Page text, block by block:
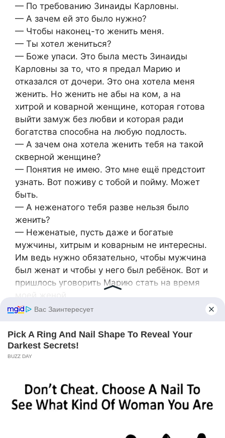
— По требованию Зинаиды Карловны.
— А зачем ей это было нужно?
— Чтобы наконец-то женить меня.
— Ты хотел жениться?
— Боже упаси. Это была месть Зинаиды
Карловны за то, что я предал Марию и
отказался от дочери. Это она хотела меня
женить. Но женить не абы на ком, а на
хитрой и коварной женщине, которая готова
выйти замуж без любви и которая ради
богатства способна на любую подлость.
— А зачем она хотела женить тебя на такой
скверной женщине?
— Понятия не имею. Это мне ещё предстоит
узнать. Вот поживу с тобой и пойму. Может
быть.
— А неженатого тебя разве нельзя было
женить?
— Неженатые, пусть даже и богатые
мужчины, хитрым и коварным не интересны.
Им ведь нужно обязательно, чтобы мужчина
был женат и чтобы у него был ребёнок. Вот и
пришлось уговорить Марию стать на время
— И она согласилась?
— Ничего не понимаю. А квартира-то чья,
которую ты мне и моей маме показывал?
— Квартира Марии. У неё много таких
— Но по документам она числилась твоей.
— Это она временно числилась моей. Чтобы
ввести тебя в заблуждение. Иначе бы ты не